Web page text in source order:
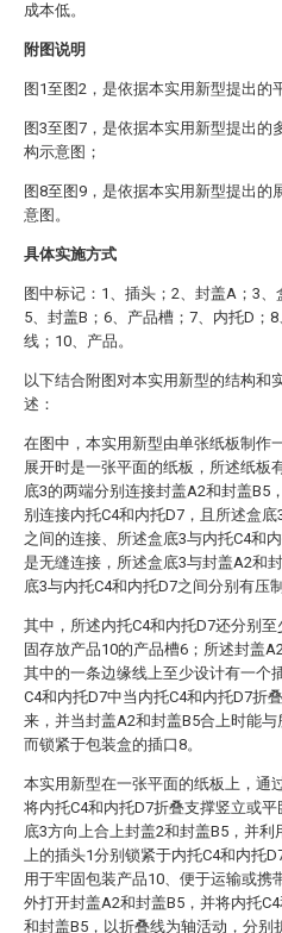
成本低。
附图说明
图1至图2，是依据本实用新型提出的
图3至图7，是依据本实用新型提出的
构示意图；
图8至图9，是依据本实用新型提出的
意图。
具体实施方式
图中标记：1、插头；2、封盖A；3、
5、封盖B；6、产品槽；7、内托D；
线；10、产品。
以下结合附图对本实用新型的结构和
述：
在图中，本实用新型由单张纸板制作
展开时是一张平面的纸板，所述纸板
底3的两端分别连接封盖A2和封盖B5
别连接内托C4和内托D7，且所述盒
之间的连接、所述盒底3与内托C4和
是无缝连接，所述盒底3与封盖A2和
底3与内托C4和内托D7之间分别有压
其中，所述内托C4和内托D7还分别
固存放产品10的产品槽6；所述封盖
其中的一条边缘线上至少设计有一个
C4和内托D7中当内托C4和内托D7折
来，并当封盖A2和封盖B5合上时能
而锁紧于包装盒的插口8。
本实用新型在一张平面的纸板上，通
将内托C4和内托D7折叠支撑竖立或
底3方向上合上封盖2和封盖B5，并利
上的插头1分别锁紧于内托C4和内托
用于牢固包装产品10、便于运输或携
外打开封盖A2和封盖B5，并将内托
和封盖B5，以折叠线为轴活动，分别